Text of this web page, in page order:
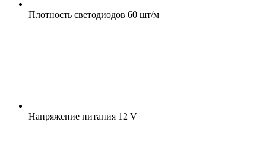
Плотность светодиодов 60 шт/м
Напряжение питания 12 V